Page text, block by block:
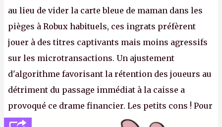
au lieu de vider la carte bleue de maman dans les
pièges à Robux habituels, ces ingrats préfèrent
jouer à des titres captivants mais moins agressifs
sur les microtransactions. Un ajustement
d'algorithme favorisant la rétention des joueurs au
détriment du passage immédiat à la caisse a
provoqué ce drame financier. Les petits cons ! Pour
se consoler, le PDG David Baszucki peut compter